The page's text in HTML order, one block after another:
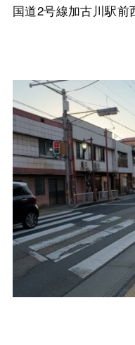
国道2号線加古川駅前